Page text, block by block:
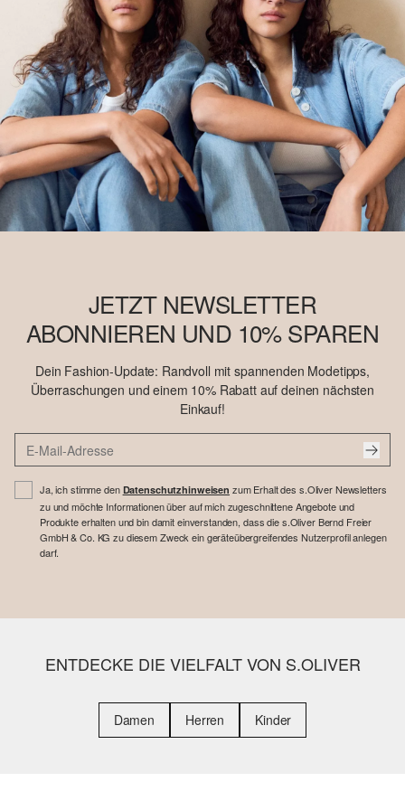
JETZT NEWSLETTER
ABONNIEREN UND 10% SPAREN
Dein Fashion-Update: Randvoll mit spannenden Modetipps,
Überraschungen und einem 10% Rabatt auf deinen nächsten
Einkauf!
Ja, ich stimme den Datenschutzhinweisen zum Erhalt des s.Oliver Newsletters
zu und möchte Informationen über auf mich zugeschnittene Angebote und
Produkte erhalten und bin damit einverstanden, dass die s.Oliver Bernd Freier
GmbH & Co. KG zu diesem Zweck ein geräteübergreifendes Nutzerprofil anlegen
darf.
ENTDECKE DIE VIELFALT VON S.OLIVER
Damen Herren Kinder